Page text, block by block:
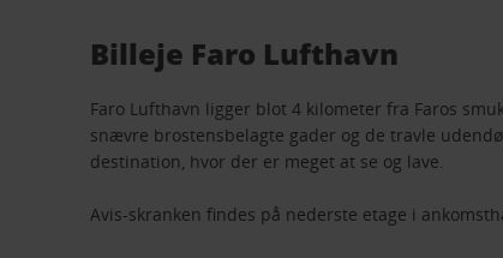
Billeje Faro Lufthavn
Faro Lufthavn ligger blot 4 kilometer fra Faros
snævre brostensbelagte gader og de travle
destination, hvor der er meget at se og lave.
Avis-skranken findes på nederste etage i